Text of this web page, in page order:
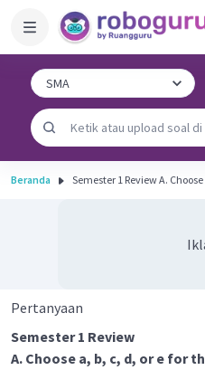
Beranda Semester 1
Pertanyaan
Semester 1 Review
A. Choose a, b, c, d, or e for